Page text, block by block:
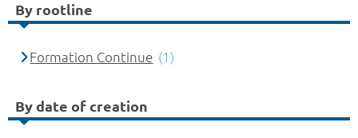
By rootline
Formation Continue (1)
By date of creation